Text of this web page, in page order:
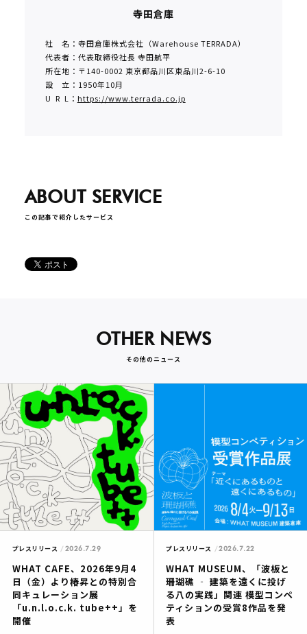
寺田倉庫
社 名：寺田倉庫株式会社（Warehouse TERRADA）
代表者：代表取締役社長 寺田航平
所在地：〒140-0002 東京都品川区東品川2-6-10
設 立：1950年10月
U R L： https://www.terrada.co.jp
ABOUT SERVICE
この記事で紹介したサービス
OTHER NEWS
その他のニュース
プレスリリース 2026.7.29
WHAT CAFE、2026年9月4
日（金）より椿昇との特別合
同キュレーション展
「u.n.l.o.c.k. tube++」を
開催
プレスリリース 2026.7.22
WHAT MUSEUM、「波板と
珊瑚礁 ‐ 建築を遠くに投げ
る八の実践」関連 模型コンペ
ティションの受賞8作品を発
表